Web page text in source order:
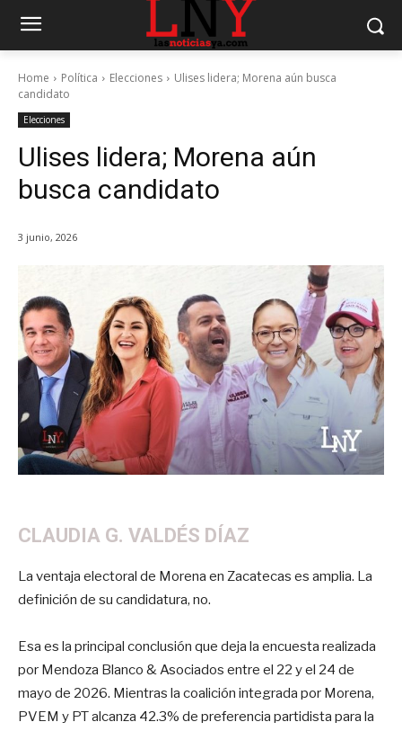
Home Política Elecciones
Ulises lidera; Morena aún busca
candidato
Elecciones
Ulises lidera; Morena aún
busca candidato
3 junio, 2026
CLAUDIA G. VALDÉS DÍAZ
La ventaja electoral de Morena en Zacatecas es amplia. La
definición de su candidatura, no.
Esa es la principal conclusión que deja la encuesta realizada
por Mendoza Blanco & Asociados entre el 22 y el 24 de
mayo de 2026. Mientras la coalición integrada por Morena,
PVEM y PT alcanza 42.3% de preferencia partidista para la